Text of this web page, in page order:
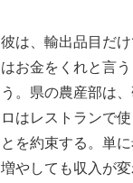
彼は、輸出品目だ
はお金をくれと言
う。県の農産部は
ロはレストランで
とを約束する。単
増やしても収入が